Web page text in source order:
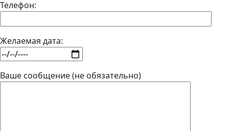
Телефон:
Желаемая дата:
Ваше сообщение (не обязательно)